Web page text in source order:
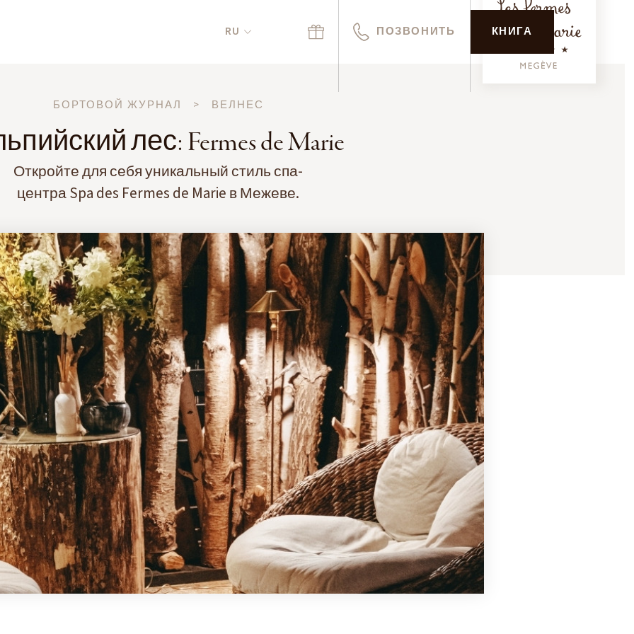
RU ПОЗВОНИТЬ КНИГА
БОРТОВОЙ ЖУРНАЛ > ВЕЛНЕС
лес: Fermes de Marie
Откройте для себя уникальный стиль спа-
центра Spa des Fermes de Marie в Межеве.